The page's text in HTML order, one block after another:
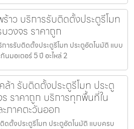
าว บริการรับติดตั้งประตูรีโมท
วงจร ราคาถูก
ารรับติดตั้งประตูรีโมท ประตูอัตโนมัติ แบบ
มอเตอร์ 5 ปี อะไหล่ 2
ล้า รับติดตั้งประตูรีโมท ประตู
ราคาถูก บริการทุกพื้นที่ใน
ภาคตะวันออก
ดตั้งประตูรีโมท ประตูอัตโนมัติ แบบครบ